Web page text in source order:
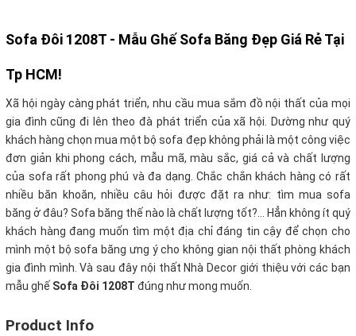
Sofa Đôi 1208T - Mẫu Ghế Sofa Băng Đẹp Giá Rẻ Tại
Tp HCM!
Xã hội ngày càng phát triển, nhu cầu mua sắm đồ nội thất của mọi
gia đình cũng đi lên theo đà phát triển của xã hội. Dường như quý
khách hàng chọn mua một bộ sofa đẹp không phải là một công việc
đơn giản khi phong cách, mẫu mã, màu sắc, giá cả và chất lượng
của sofa rất phong phú và đa dạng. Chắc chắn khách hàng có rất
nhiều băn khoăn, nhiều câu hỏi được đặt ra như: tìm mua sofa
băng ở đâu? Sofa băng thế nào là chất lượng tốt?… Hẳn không ít quý
khách hàng đang muốn tìm một địa chỉ đáng tin cậy để chọn cho
mình một bộ sofa băng ưng ý cho không gian nội thất phòng khách
gia đình mình. Và sau đây nội thất Nhà Decor giới thiệu với các bạn
mẫu ghế Sofa Đôi 1208T đúng như mong muốn.
Product Info